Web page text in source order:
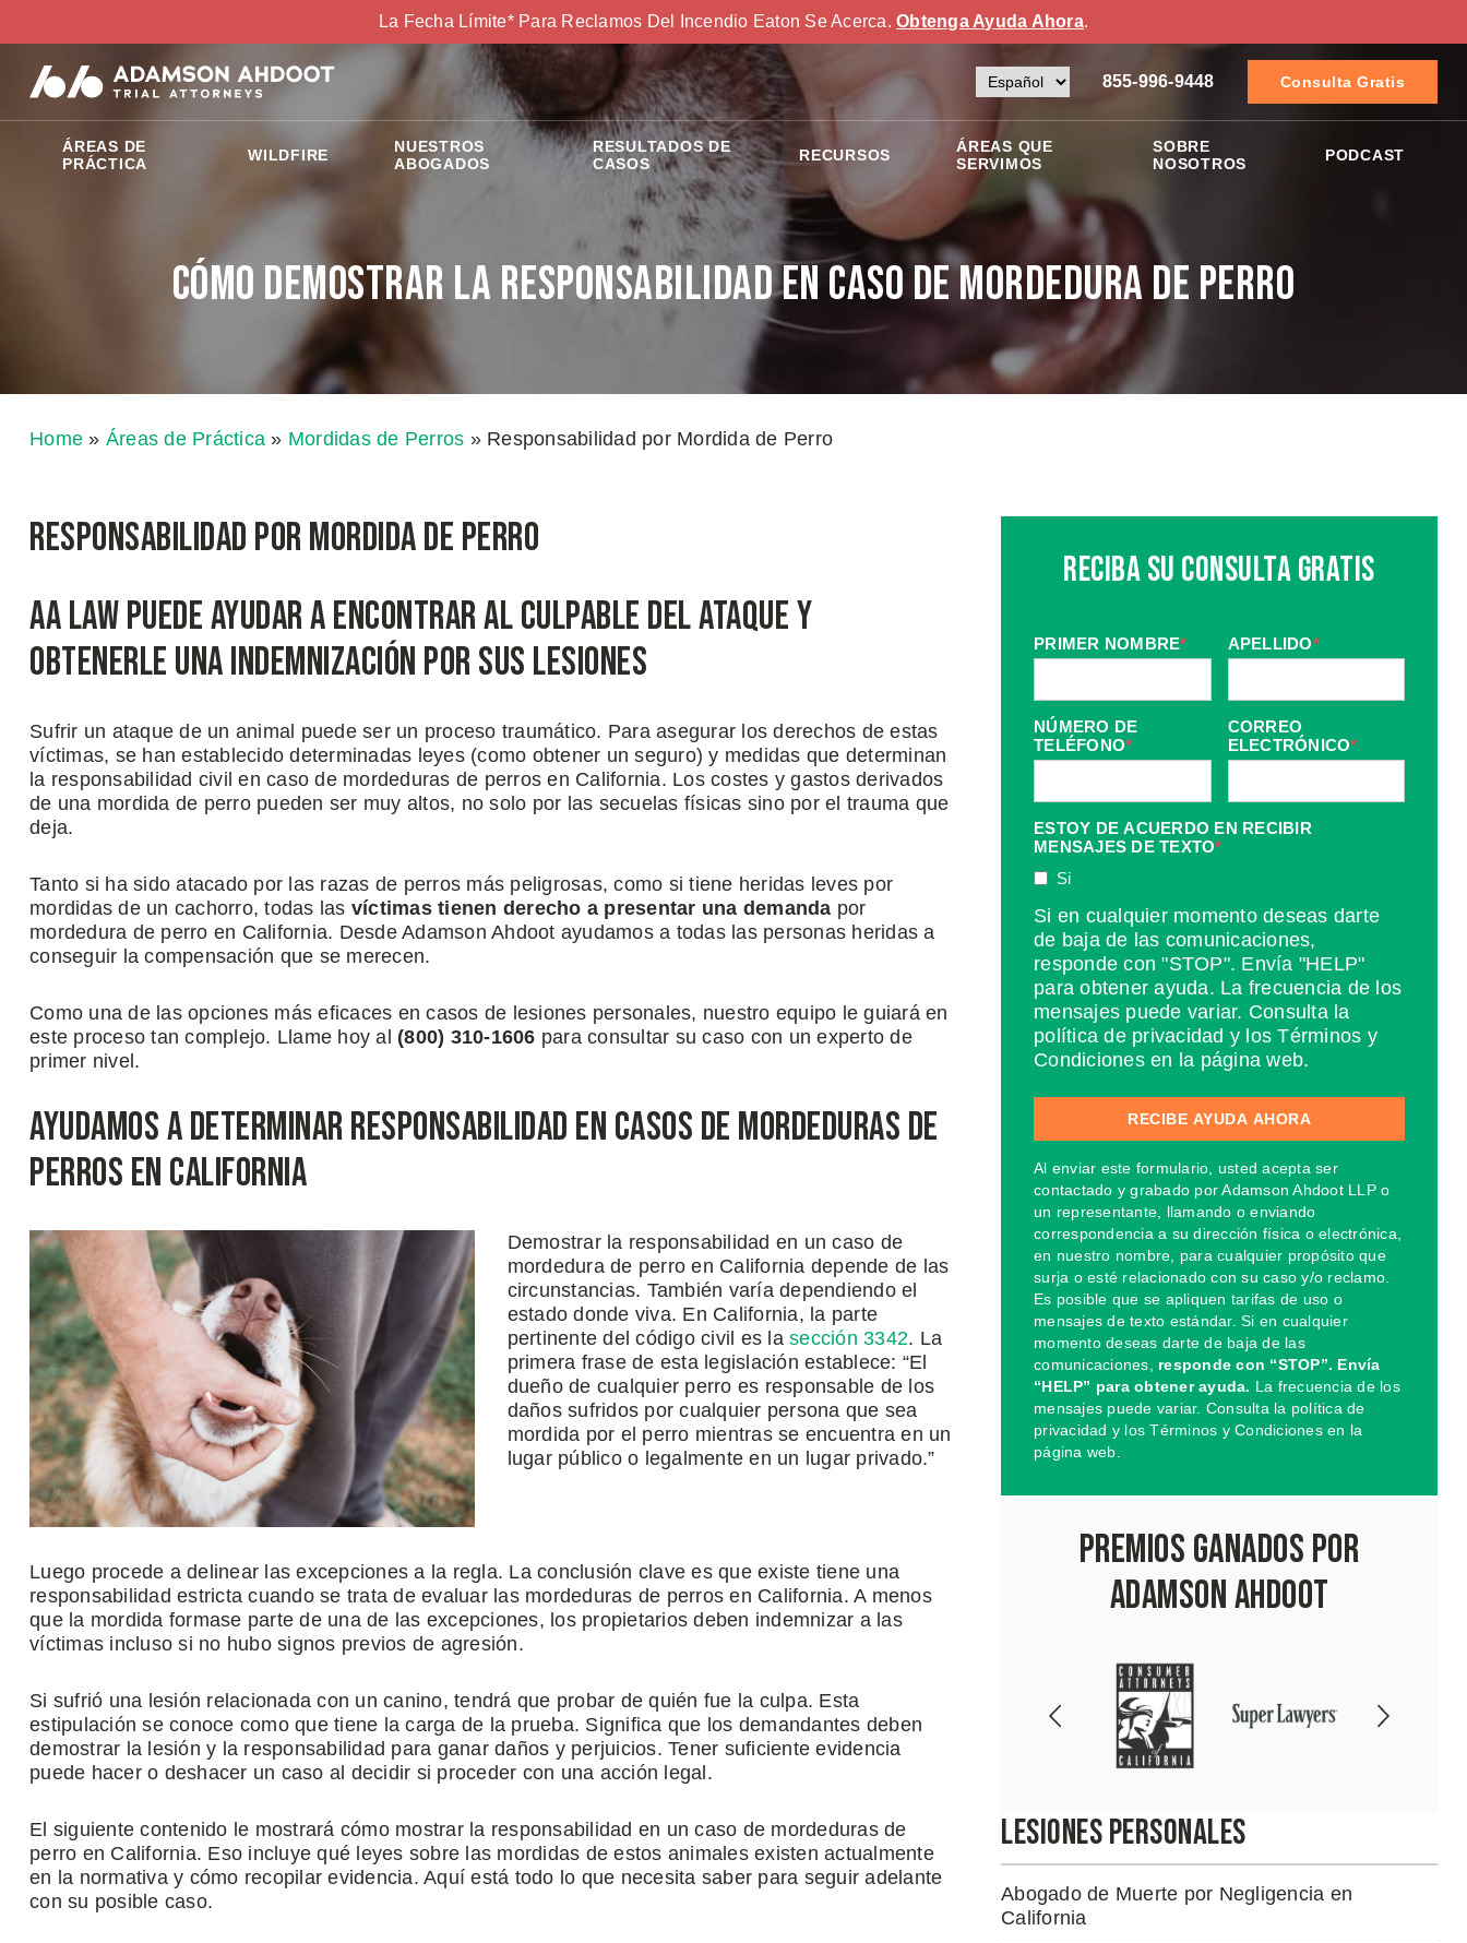
La Fecha Límite* Para Reclamos Del Incendio Eaton Se Acerca.Obtenga Ayuda Ahora.
855-996-9448 Consulta Gratis
ÁREAS DE
PRÁCTICA
WILDFIRE
NUESTROS
ABOGADOS
RESULTADOS DE
CASOS
RECURSOS
ÁREAS QUE
SERVIMOS
SOBRE
NOSOTROS
PODCAST
Cómo Demostrar la Responsabilidad en Caso de Mordedura de Perro
Home » Áreas de Práctica » Mordidas de Perros » Responsabilidad por Mordida de Perro
Responsabilidad por Mordida de Perro
AA Law Puede Ayudar a Encontrar al Culpable del Ataque y
Obtenerle una Indemnización por sus Lesiones
Sufrir un ataque de un animal puede ser un proceso traumático. Para asegurar los derechos de estas
víctimas, se han establecido determinadas leyes (como obtener un seguro) y medidas que determinan
la responsabilidad civil en caso de mordeduras de perros en California. Los costes y gastos derivados
de una mordida de perro pueden ser muy altos, no solo por las secuelas físicas sino por el trauma que
deja.
Tanto si ha sido atacado por las razas de perros más peligrosas, como si tiene heridas leves por
mordidas de un cachorro, todas las víctimas tienen derecho a presentar una demanda por
mordedura de perro en California. Desde Adamson Ahdoot ayudamos a todas las personas heridas a
conseguir la compensación que se merecen.
Como una de las opciones más eficaces en casos de lesiones personales, nuestro equipo le guiará en
este proceso tan complejo. Llame hoy al (800) 310-1606 para consultar su caso con un experto de
primer nivel.
Ayudamos a Determinar Responsabilidad en Casos de Mordeduras de
Perros en California
Demostrar la responsabilidad en un caso de
mordedura de perro en California depende de las
circunstancias. También varía dependiendo el
estado donde viva. En California, la parte
pertinente del código civil es la sección 3342. La
primera frase de esta legislación establece: “El
dueño de cualquier perro es responsable de los
daños sufridos por cualquier persona que sea
mordida por el perro mientras se encuentra en un
lugar público o legalmente en un lugar privado.”
Luego procede a delinear las excepciones a la regla. La conclusión clave es que existe tiene una
responsabilidad estricta cuando se trata de evaluar las mordeduras de perros en California. A menos
que la mordida formase parte de una de las excepciones, los propietarios deben indemnizar a las
víctimas incluso si no hubo signos previos de agresión.
Si sufrió una lesión relacionada con un canino, tendrá que probar de quién fue la culpa. Esta
estipulación se conoce como que tiene la carga de la prueba. Significa que los demandantes deben
demostrar la lesión y la responsabilidad para ganar daños y perjuicios. Tener suficiente evidencia
puede hacer o deshacer un caso al decidir si proceder con una acción legal.
El siguiente contenido le mostrará cómo mostrar la responsabilidad en un caso de mordeduras de
perro en California. Eso incluye qué leyes sobre las mordidas de estos animales existen actualmente
en la normativa y cómo recopilar evidencia. Aquí está todo lo que necesita saber para seguir adelante
con su posible caso.
Reciba Su Consulta Gratis
PRIMER NOMBRE* APELLIDO*
NÚMERO DE
TELÉFONO*
CORREO
ELECTRÓNICO*
ESTOY DE ACUERDO EN RECIBIR
MENSAJES DE TEXTO*
Si
Si en cualquier momento deseas darte
de baja de las comunicaciones,
responde con "STOP". Envía "HELP"
para obtener ayuda. La frecuencia de los
mensajes puede variar. Consulta la
política de privacidad y los Términos y
Condiciones en la página web.
Al enviar este formulario, usted acepta ser
contactado y grabado por Adamson Ahdoot LLP o
un representante, llamando o enviando
correspondencia a su dirección física o electrónica,
en nuestro nombre, para cualquier propósito que
surja o esté relacionado con su caso y/o reclamo.
Es posible que se apliquen tarifas de uso o
mensajes de texto estándar. Si en cualquier
momento deseas darte de baja de las
comunicaciones, responde con “STOP”. Envía
“HELP” para obtener ayuda. La frecuencia de los
mensajes puede variar. Consulta la política de
privacidad y los Términos y Condiciones en la
página web.
Premios Ganados por
Adamson Ahdoot
Lesiones Personales
Abogado de Muerte por Negligencia en
California